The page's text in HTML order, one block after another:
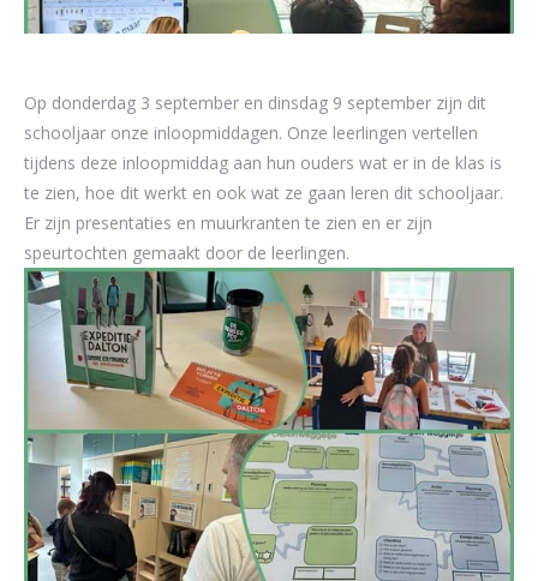
Op donderdag 3 september en dinsdag 9 september zijn dit
schooljaar onze inloopmiddagen. Onze leerlingen vertellen
tijdens deze inloopmiddag aan hun ouders wat er in de klas is
te zien, hoe dit werkt en ook wat ze gaan leren dit schooljaar.
Er zijn presentaties en muurkranten te zien en er zijn
speurtochten gemaakt door de leerlingen.